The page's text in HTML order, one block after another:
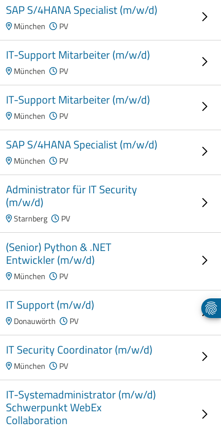
SAP S/4HANA Specialist (m/w/d)
München PV
IT-Support Mitarbeiter (m/w/d)
München PV
IT-Support Mitarbeiter (m/w/d)
München PV
SAP S/4HANA Specialist (m/w/d)
München PV
Administrator für IT Security
(m/w/d)
Starnberg PV
(Senior) Python & .NET
Entwickler (m/w/d)
München PV
IT Support (m/w/d)
Donauwörth PV
IT Security Coordinator (m/w/d)
München PV
IT-Systemadministrator (m/w/d)
Schwerpunkt WebEx
Collaboration